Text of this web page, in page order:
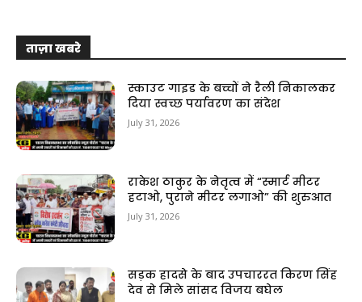
ताज़ा खबरे
स्काउट गाइड के बच्चों ने रैली निकालकर
दिया स्वच्छ पर्यावरण का संदेश
July 31, 2026
राकेश ठाकुर के नेतृत्व में “स्मार्ट मीटर
हटाओ, पुराने मीटर लगाओ” की शुरुआत
July 31, 2026
सड़क हादसे के बाद उपचाररत किरण सिंह
देव से मिले सांसद विजय बघेल